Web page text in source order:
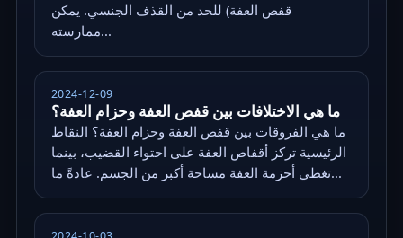
قفص العفة) للحد من القذف الجنسي. يمكن
ممارسته...
2024-12-09
ما هي الاختلافات بين قفص العفة وحزام العفة؟
ما هي الفروقات بين قفص العفة وحزام العفة؟ النقاط
الرئيسية تركز أقفاص العفة على احتواء القضيب، بينما
تغطي أحزمة العفة مساحة أكبر من الجسم. عادةً ما...